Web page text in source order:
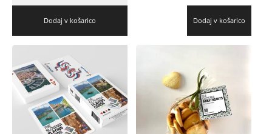
Dodaj v košarico Dodaj v košarico